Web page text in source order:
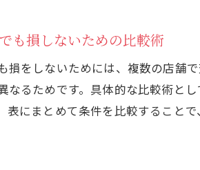
も損しないための比較術
損をしないためには、複数の店舗
なるためです。具体的な比較術と
表にまとめて条件を比較すること